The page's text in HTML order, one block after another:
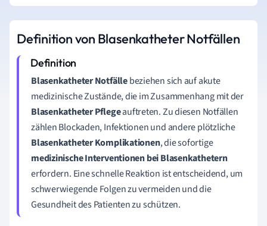
Definition von Blasenkatheter Notfällen
Blasenkatheter Notfällebeziehen sich auf akute
medizinische Zustände, die im Zusammenhang mit der
Blasenkatheter Pflegeauftreten. Zu diesen Notfällen
zählen Blockaden, Infektionen und andere plötzliche
Blasenkatheter Komplikationen, die sofortige
medizinische Interventionen bei Blasenkathetern
erfordern. Eine schnelle Reaktion ist entscheidend, um
schwerwiegende Folgen zu vermeiden und die
Gesundheit des Patienten zu schützen.